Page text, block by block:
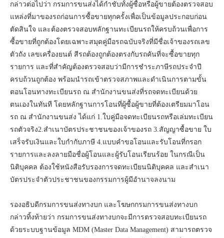
กล่าวต่อไปว่า กรมการขนส่งได้กำชับทั้งผู้ซื้อหรือผู้ขายต้องตรวจสอบ
แหล่งที่มาของรถก่อนการซื้อขายทุกครั้งเพื่อเป็นข้อมูลประกอบก่อน
ตัดสินใจ และต้องตรวจสอบหลักฐานทะเบียนรถให้ครบถ้วนเพื่อการ
ซื้อขายที่ถูกต้องโดยเฉพาะสมุดคู่มือรถฉบับจริงที่มีชื่อเจ้าของรถเลข
ตัวถัง เลขเครื่องยนต์ สีรถต้องถูกต้องตรงกับรถคันที่จะซื้อขายทุก
รายการ และที่สำคัญต้องตรวจสอบว่ามีการชำระภาษีรถประจำปี
ครบถ้วนถูกต้อง พร้อมนำรถเข้าตรวจสภาพและดำเนินการตามขั้น
ตอนโอนทางทะเบียนรถ ณ สำนักงานขนส่งที่รถจดทะเบียนด้วย
ตนเองในทันที โดยหลักฐานการโอนที่ผู้ซื้อผู้ขายที่ต้องเตรียมมาโอน
รถ ณ สำนักงานขนส่ง ได้แก่ 1.ใบคู่มือจดทะเบียนรถหรือเล่มทะเบียน
รถตัวจริง2.สำเนาบัตรประชาชนของเจ้าของรถ 3.สัญญาซื้อขาย ใบ
เสร็จรับเงินและใบกำกับภาษี 4.แบบคำขอโอนและรับโอนที่กรอก
รายการและลงลายมือชื่อผู้โอนและผู้รับโอนเรียนร้อย ในกรณีเป็น
นิติบุคคล ต้องใช้หนังสือรับรองการจดทะเบียนนิติบุคคล และสำเนา
บัตรประจำตัวประชาชนของกรรมการผู้มีอำนาจลงนาม
รองอธิบดีกรมการขนส่งทางบก และโฆษกกรมการขนส่งทางบก
กล่าวทิ้งท้ายว่า กรมการขนส่งทางบกจะมีการตรวจสอบทะเบียนรถ
ด้วยระบบฐานข้อมูล MDM (Master Data Management) สามารถตรวจ